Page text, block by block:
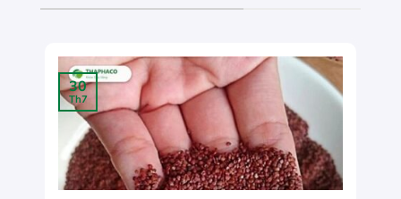
30
Th7